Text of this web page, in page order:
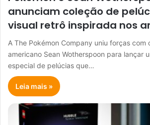
anunciam coleção de
visual retrô inspirada nos
A The Pokémon Company uniu forças com
americano Sean Wotherspoon para lançar
especial de pelúcias que…
Leia mais »